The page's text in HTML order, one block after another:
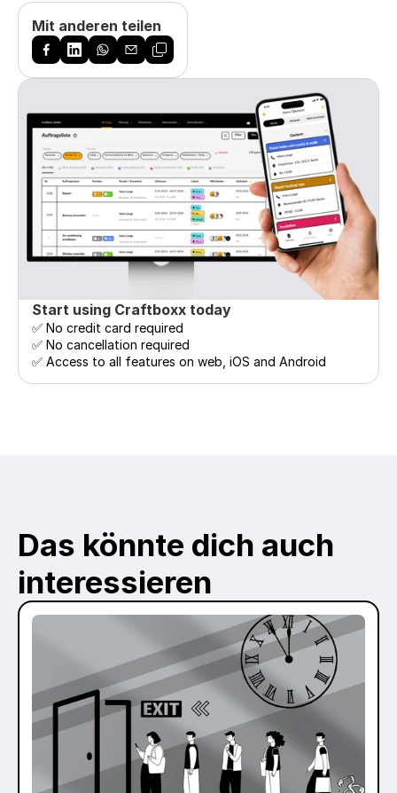
Mit anderen teilen
Start using Craftboxx today
✅ No credit card required
✅ No cancellation required
✅ Access to all features on web, iOS and Android
Das könnte dich auch
interessieren